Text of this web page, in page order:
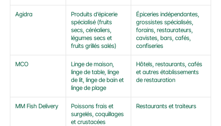
Agidra
Produits d’épicerie
spécialisé (fruits
secs, céréaliers,
légumes secs et
fruits grillés salés)
Épiceries indépendantes,
grossistes spécialisés,
forains, restaurateurs,
cavistes, bars, cafés,
confiseries
MCO
Linge de maison,
linge de table, linge
de lit, linge de bain et
linge de plage
Hôtels, restaurants, cafés
et autres établissements
de restauration
MM Fish Delivery
Poissons frais et
surgelés, coquillages
et crustacées
Restaurants et traiteurs